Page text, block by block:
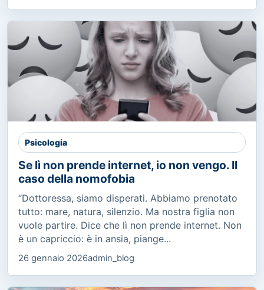
Psicologia
Se lì non prende internet, io non vengo. Il
caso della nomofobia
“Dottoressa, siamo disperati. Abbiamo prenotato
tutto: mare, natura, silenzio. Ma nostra figlia non
vuole partire. Dice che lì non prende internet. Non
è un capriccio: è in ansia, piange...
26 gennaio 2026admin_blog